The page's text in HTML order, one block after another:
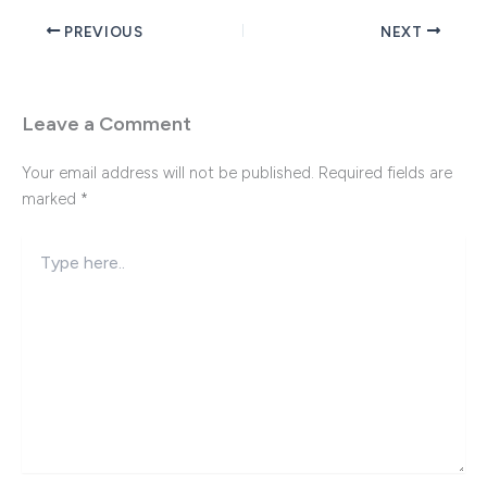
PREVIOUS NEXT
Leave a Comment
Your email address will not be published. Required fields are
marked *
here..